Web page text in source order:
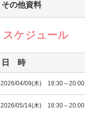
その他資料
スケジュール
日 時
2026/04/09(木) 18:30～20:00
2026/05/14(木) 18:30～20:00